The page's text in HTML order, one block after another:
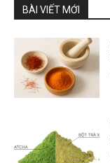
BÀI VIẾT MỚI